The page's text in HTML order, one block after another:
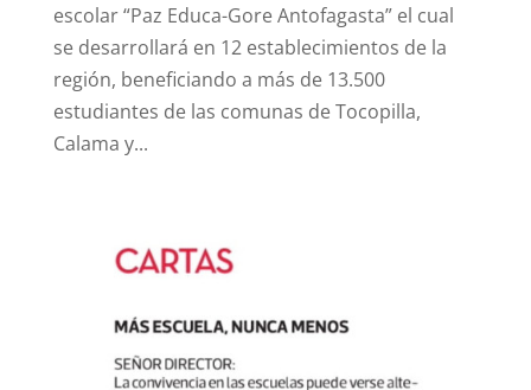
escolar “Paz Educa-Gore Antofagasta” el cual
se desarrollará en 12 establecimientos de la
región, beneficiando a más de 13.500
estudiantes de las comunas de Tocopilla,
Calama y...